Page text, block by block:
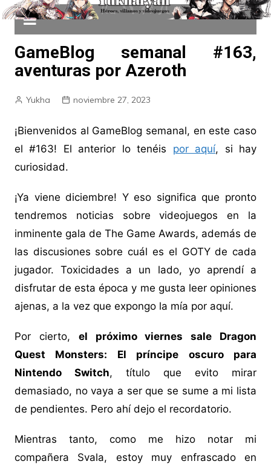
GameBlog semanal #163,
aventuras por Azeroth
Yukha noviembre 27, 2023
¡Bienvenidos al GameBlog semanal, en este caso
el #163! El anterior lo tenéis por aquí, si hay
curiosidad.
¡Ya viene diciembre! Y eso significa que pronto
tendremos noticias sobre videojuegos en la
inminente gala de The Game Awards, además de
las discusiones sobre cuál es el GOTY de cada
jugador. Toxicidades a un lado, yo aprendí a
disfrutar de esta época y me gusta leer opiniones
ajenas, a la vez que expongo la mía por aquí.
Por cierto, el próximo viernes sale Dragon
Quest Monsters: El príncipe oscuro para
Nintendo Switch, título que evito mirar
demasiado, no vaya a ser que se sume a mi lista
de pendientes. Pero ahí dejo el recordatorio.
Mientras tanto, como me hizo notar mi
compañera Svala, estoy muy enfrascado en